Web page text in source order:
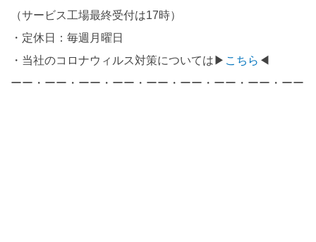
（サービス工場最終受付は17時）
・定休日：毎週月曜日
・当社のコロナウィルス対策については▶ こちら ◀
ーー・ーー・ーー・ーー・ーー・ーー・ーー・ーー・ーー